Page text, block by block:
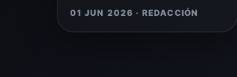
01 JUN 2026 · REDACCIÓN